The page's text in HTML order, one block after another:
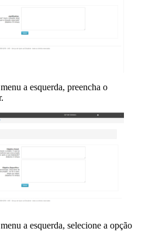
a esquerda, preencha o
a esquerda, selecione a opção